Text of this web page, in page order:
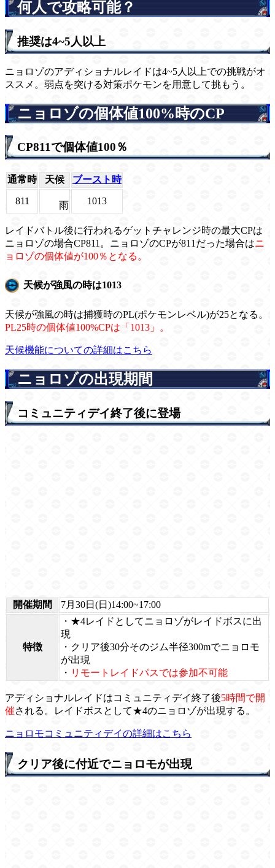
何人で攻略可能？
推奨は4~5人以上
ニョロゾのアディショナルレイドは4~5人以上での挑戦がオ
ススメ。弱点を突ける対策ポケモンを用意して挑もう。
ニョロゾの個体値100%時のCP
CP811で個体値100％
通常時 天候 ブースト時
811 雨 1013
レイドバトル後に行われるゲットチャレンジ時の最大CPは
ニョロゾの場合CP811。ニョロゾのCPが811だった場合はニ
ョロゾの個体値が100％となる。
天候が強風の時は1013
天候が強風の時は捕獲時のPL(ポケモンレベル)が25となる。
PL25時の個体値100%CPは「1013」。
天候機能についての詳細はこちら
ニョロゾの出現期間
コミュニティデイ終了後に登場
開催期間 7月30日(日)14:00~17:00
特徴
・★4レイドとしてニョロゾがレイドボスに出
現
・クリア後30分そのジム半径300mでニョロモ
が出現
・ リモートレイドパスでは参加不可能
アディショナルレイドはコミュニティデイ終了後5時間で開
催される。レイドボスとして★4のニョロゾが出現する。
ニョロモコミュニティデイの詳細はこちら
クリア後に付近でニョロモが出現